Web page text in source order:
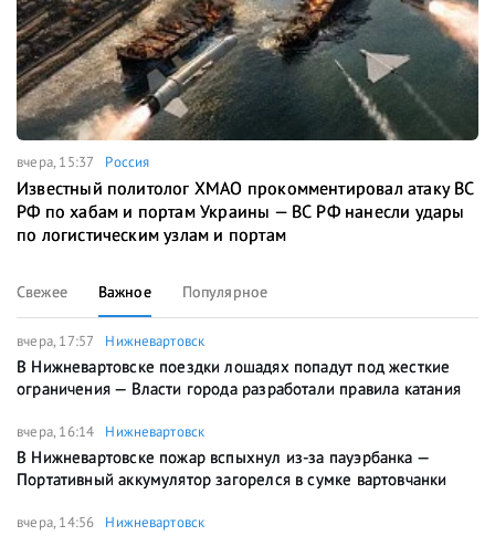
вчера, 15:37 Россия
Известный политолог ХМАО прокомментировал атаку ВС
РФ по хабам и портам Украины — ВС РФ нанесли удары
по логистическим узлам и портам
Свежее Важное Популярное
вчера, 17:57 Нижневартовск
В Нижневартовске поездки лошадях попадут под жесткие
ограничения — Власти города разработали правила катания
вчера, 16:14 Нижневартовск
В Нижневартовске пожар вспыхнул из-за пауэрбанка —
Портативный аккумулятор загорелся в сумке вартовчанки
вчера, 14:56 Нижневартовск